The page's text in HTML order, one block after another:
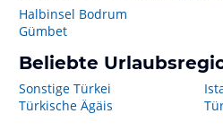
Halbinsel Bodrum
Gümbet
Beliebte
Sonstige Türkei
Türkische Ägäis